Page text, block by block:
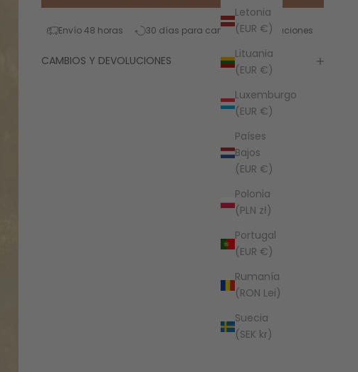
Letonia
(EUR €)
Lituania
(EUR €)
Luxemburgo
(EUR €)
Países
Bajos
(EUR €)
Polonia
(PLN zł)
Portugal
(EUR €)
Rumanía
(RON Lei)
Suecia
(SEK kr)
Envío 48 horas 30 días para cambios y devoluciones
CAMBIOS Y DEVOLUCIONES